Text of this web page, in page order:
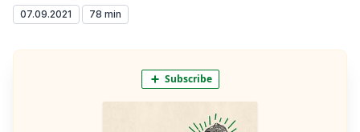
07.09.2021 78 min